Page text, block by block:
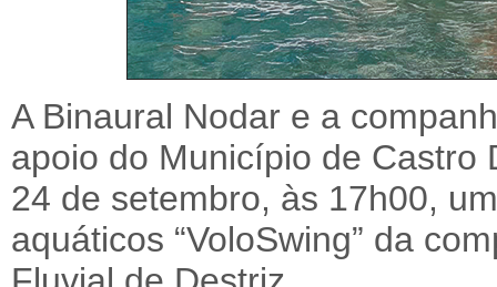
A Binaural Nodar e a
apoio do Município de Castro
24 de setembro, às 17h00,
aquáticos “VoloSwing” da